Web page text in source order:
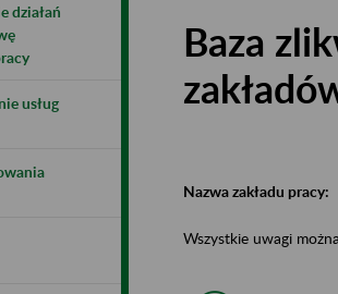
działań
usług
Baza
Nazwa zakładu pracy:
Wszystkie uwagi